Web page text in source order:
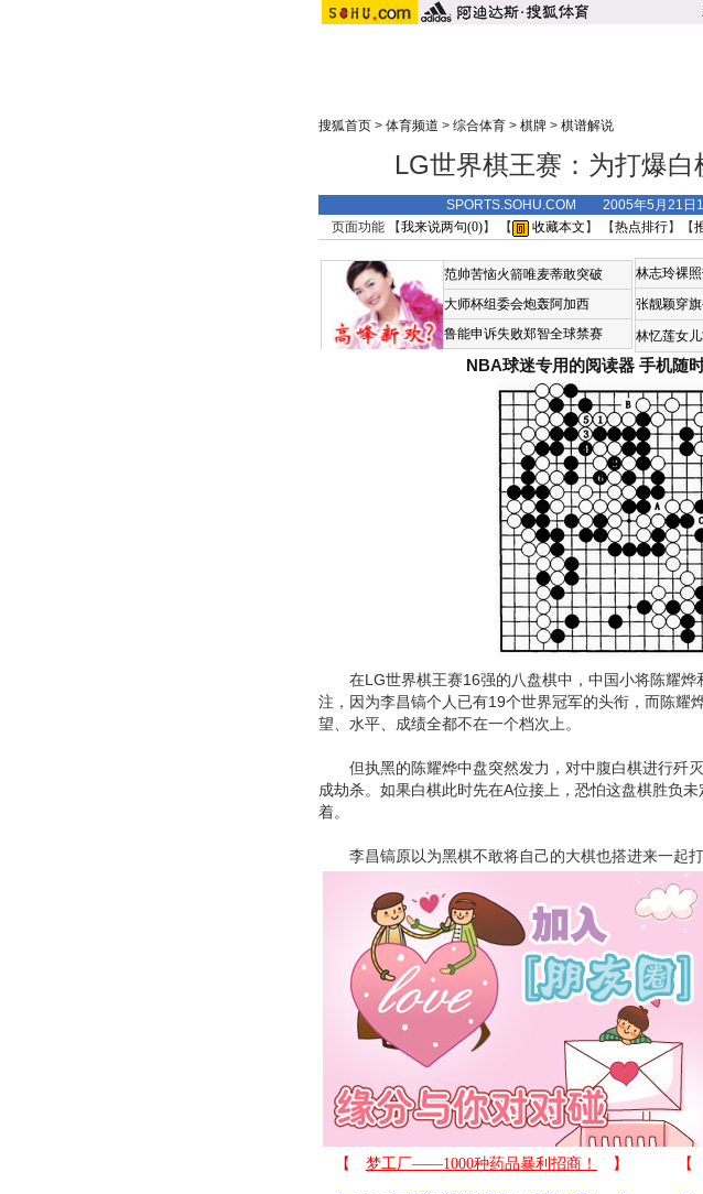
搜狐首页> 体育频道 > 综合体育> 棋牌> 棋谱解说
LG世界棋王赛：为打爆
SPORTS.SOHU.COM 2005年5月21日
页面功能 【我来说两句(0)】 【 收藏本文 】 【热点排行】【
范帅苦恼火箭唯麦蒂敢突破
大师杯组委会炮轰阿加西
鲁能申诉失败郑智全球禁赛
林志玲裸
张靓颖穿
林忆莲女
NBA球迷专用的阅读器 手机随
在LG世界棋王赛16强的八盘棋中，中国小将陈耀烨
注，因为李昌镐个人已有19个世界冠军的头衔，而陈耀
望、水平、成绩全都不在一个档次上。
但执黑的陈耀烨中盘突然发力，对中腹白棋进行歼
成劫杀。如果白棋此时先在A位接上，恐怕这盘棋胜负
着。
李昌镐原以为黑棋不敢将自己的大棋也搭进来一起打